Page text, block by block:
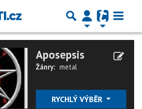
Aposepsis
Žánry: metal
RYCHLÝ VÝBĚR